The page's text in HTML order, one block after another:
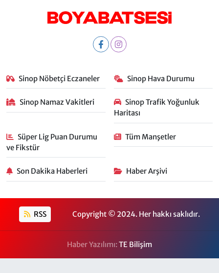
Sinop Nöbetçi Eczaneler Sinop Hava Durumu
Sinop Namaz Vakitleri
Sinop Trafik Yoğunluk
Haritası
Süper Lig Puan Durumu
ve Fikstür
Tüm Manşetler
Son Dakika Haberleri Haber Arşivi
RSS Copyright © 2024. Her hakkı saklıdır.
Haber Yazılımı:TE Bilişim